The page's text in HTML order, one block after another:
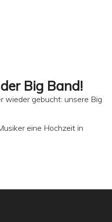
Big Band!
wieder gebucht: unsere Big
eine Hochzeit in